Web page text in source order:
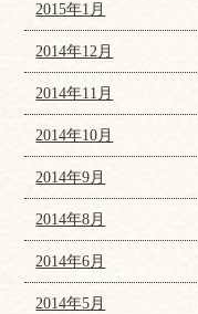
2015年1月
2014年12月
2014年11月
2014年10月
2014年9月
2014年8月
2014年6月
2014年5月